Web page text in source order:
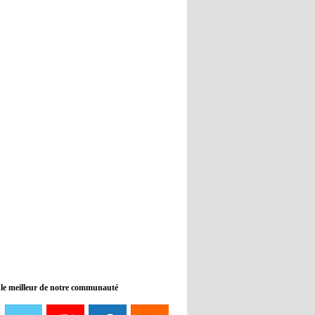
08:21 - 2022/11/08
Liverpool mis en vente par son
meilleur de notre communauté